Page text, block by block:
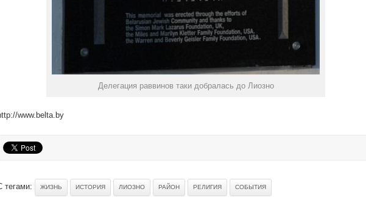
Делегация раввинов таки добралась до Лиозно
www.belta.by
тегами: ЖИЗНЬ ИСТОРИЯ ЛИОЗНО РАЙОН РЕЛИГИЯ СОБЫТИЯ